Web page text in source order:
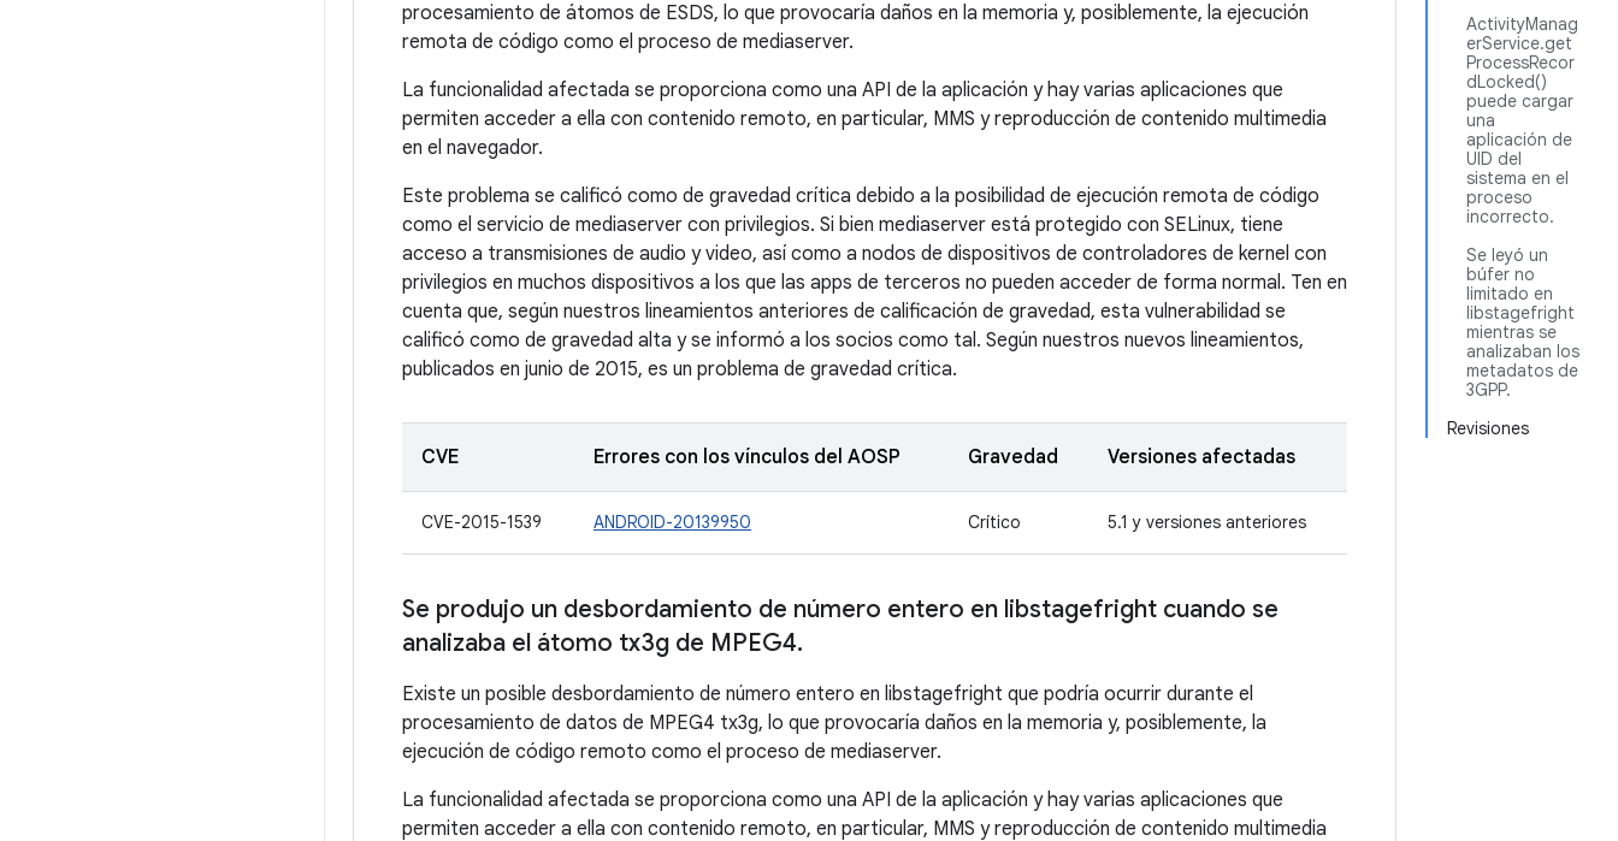
ActivityManag
erService.get
ProcessRecor
dLocked()
puede cargar
una
aplicación de
UID del
sistema en el
proceso
incorrecto.
Se leyó un
búfer no
limitado en
libstagefright
mientras se
analizaban los
metadatos de
3GPP.
Revisiones
procesamiento de átomos de ESDS, lo que provocaría daños en la memoria y, posiblemente, la ejecución
remota de código como el proceso de mediaserver.
La funcionalidad afectada se proporciona como una API de la aplicación y hay varias aplicaciones que
permiten acceder a ella con contenido remoto, en particular, MMS y reproducción de contenido multimedia
en el navegador.
Este problema se calificó como de gravedad crítica debido a la posibilidad de ejecución remota de código
como el servicio de mediaserver con privilegios. Si bien mediaserver está protegido con SELinux, tiene
acceso a transmisiones de audio y video, así como a nodos de dispositivos de controladores de kernel con
privilegios en muchos dispositivos a los que las apps de terceros no pueden acceder de forma normal. Ten en
cuenta que, según nuestros lineamientos anteriores de calificación de gravedad, esta vulnerabilidad se
calificó como de gravedad alta y se informó a los socios como tal. Según nuestros nuevos lineamientos,
publicados en junio de 2015, es un problema de gravedad crítica.
CVE Errores con los vínculos del AOSP Gravedad Versiones afectadas
CVE-2015-1539 ANDROID-20139950 Crítico 5.1 y versiones anteriores
Se produjo un desbordamiento de número entero en libstagefright cuando se
analizaba el átomo tx3g de MPEG4.
Existe un posible desbordamiento de número entero en libstagefright que podría ocurrir durante el
procesamiento de datos de MPEG4 tx3g, lo que provocaría daños en la memoria y, posiblemente, la
ejecución de código remoto como el proceso de mediaserver.
La funcionalidad afectada se proporciona como una API de la aplicación y hay varias aplicaciones que
permiten acceder a ella con contenido remoto, en particular, MMS y reproducción de contenido multimedia